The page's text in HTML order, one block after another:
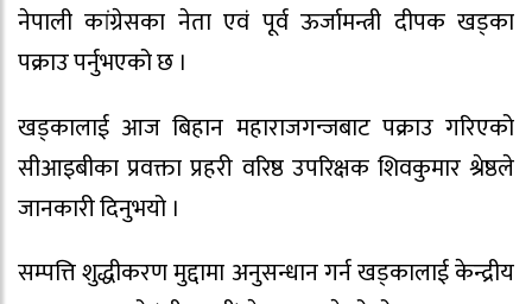
नेपाली कांग्रेसका नेता एवं पूर्व ऊर्जामन्त्री दीपक खड्का
पक्राउ पर्नुभएको छ ।
खड्कालाई आज बिहान महाराजगन्जबाट पक्राउ गरिएको
सीआइबीका प्रवक्ता प्रहरी वरिष्ठ उपरिक्षक शिवकुमार श्रेष्ठले
जानकारी दिनुभयो ।
सम्पत्ति शुद्धीकरण मुद्दामा अनुसन्धान गर्न खड्कालाई केन्द्रीय